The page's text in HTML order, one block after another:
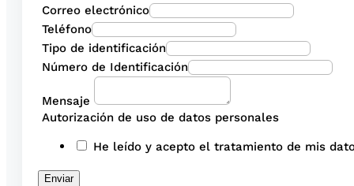
Correo electrónico
Teléfono
Tipo de identificación
Número de Identificación
Mensaje
Autorización de uso de datos personales
He leído y acepto el tratamiento de mis
Enviar